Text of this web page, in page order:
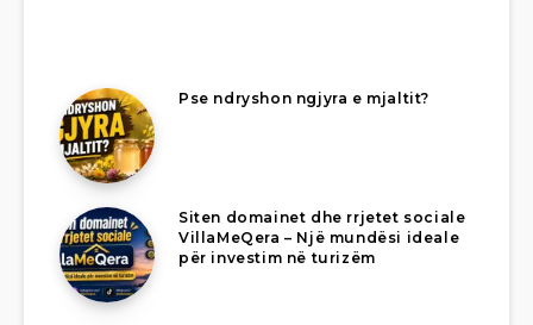
Pse ndryshon ngjyra e mjaltit?
Siten domainet dhe rrjetet sociale
VillaMeQera – Një mundësi ideale
për investim në turizëm